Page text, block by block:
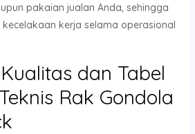
pakaian jualan Anda, sehingga
kerja selama operasional
dan Tabel
Rak Gondola